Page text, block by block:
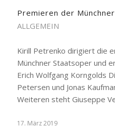
Premieren der
ALLGEMEIN
Kirill Petrenko dirigiert die
Münchner Staatsoper und
Erich Wolfgang Korngolds
Petersen und Jonas
Weiteren steht Giuseppe
17. März 2019